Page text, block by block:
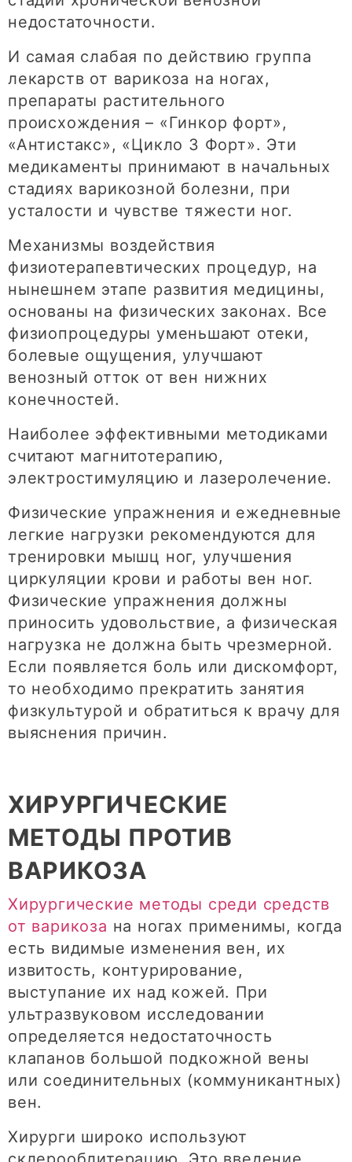
недостаточности.
И самая слабая по действию группа
лекарств от варикоза на ногах,
препараты растительного
происхождения – «Гинкор форт»,
«Антистакс», «Цикло 3 Форт». Эти
медикаменты принимают в начальных
стадиях варикозной болезни, при
усталости и чувстве тяжести ног.
Механизмы воздействия
физиотерапевтических процедур, на
нынешнем этапе развития медицины,
основаны на физических законах. Все
физиопроцедуры уменьшают отеки,
болевые ощущения, улучшают
венозный отток от вен нижних
конечностей.
Наиболее эффективными методиками
считают магнитотерапию,
электростимуляцию и лазеролечение.
Физические упражнения и ежедневные
легкие нагрузки рекомендуются для
тренировки мышц ног, улучшения
циркуляции крови и работы вен ног.
Физические упражнения должны
приносить удовольствие, а физическая
нагрузка не должна быть чрезмерной.
Если появляется боль или дискомфорт,
то необходимо прекратить занятия
физкультурой и обратиться к врачу для
выяснения причин.
ХИРУРГИЧЕСКИЕ
МЕТОДЫ ПРОТИВ
ВАРИКОЗА
Хирургические методы среди средств
от варикоза на ногах применимы, когда
есть видимые изменения вен, их
извитость, контурирование,
выступание их над кожей. При
ультразвуковом исследовании
определяется недостаточность
клапанов большой подкожной вены
или соединительных (коммуникантных)
вен.
Хирурги широко используют